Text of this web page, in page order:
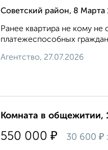
Советский район, 8 Марта
Ранее квартира не кому не
платежеспособных
Агентство, 27.07.2026
Комната в общежитии,
550 000 ₽ 30 600 ₽